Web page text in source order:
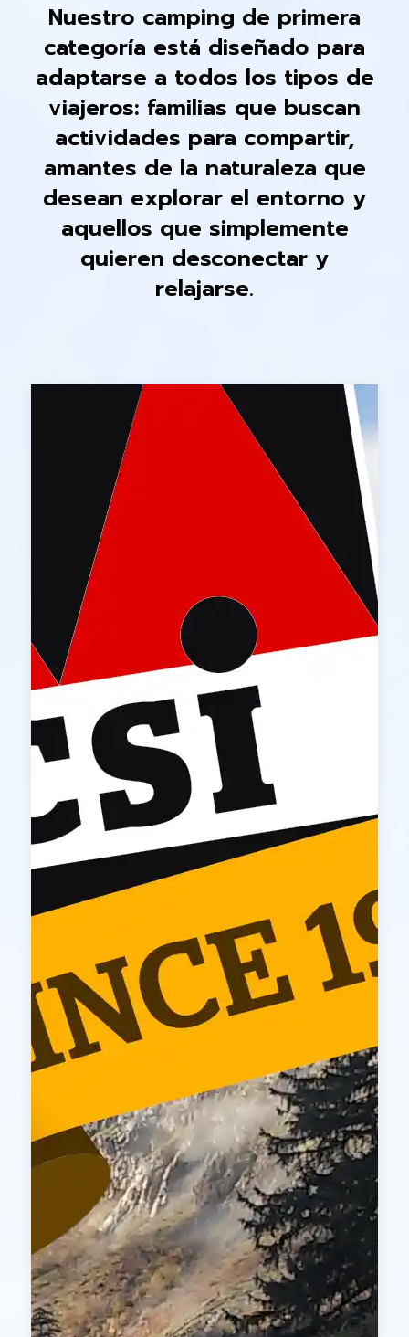
Nuestro camping de primera
categoría está diseñado para
adaptarse a todos los tipos de
viajeros: familias que buscan
actividades para compartir,
amantes de la naturaleza que
desean explorar el entorno y
aquellos que simplemente
quieren desconectar y
relajarse.